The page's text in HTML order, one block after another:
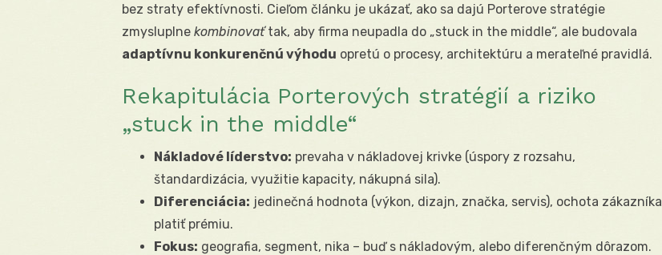
bez straty efektívnosti. Cieľom článku je ukázať, ako sa dajú Porterove stratégie
zmysluplne kombinovaťtak, aby firma neupadla do „stuck in the middle“, ale budovala
adaptívnu konkurenčnú výhodu opretú o procesy, architektúru a merateľné pravidlá.
Rekapitulácia Porterových stratégií a riziko
„stuck in the middle“
Nákladové líderstvo: prevaha v nákladovej krivke (úspory z rozsahu,
štandardizácia, využitie kapacity, nákupná sila).
Diferenciácia: jedinečná hodnota (výkon, dizajn, značka, servis), ochota zákazníka
platiť prémiu.
Fokus: geografia, segment, nika – buď s nákladovým, alebo diferenčným dôrazom.